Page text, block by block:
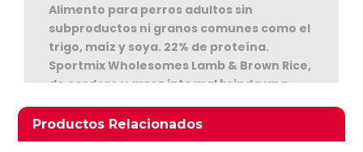
Alimento para perros adultos sin
subproductos ni granos comunes como el
trigo, maíz y soya. 22% de proteína.
Sportmix Wholesomes Lamb & Brown Rice,
de cordero y arroz integral brinda una
con ingredientes sencillos y nutritivos,
ofrece completa nutrición y una dieta
Productos Relacionados
Productos relacionados